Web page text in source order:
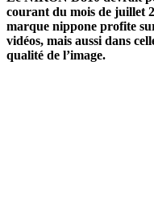
courant du mois de juillet
marque nippone profite
vidéos, mais aussi dans
qualité de l’image.